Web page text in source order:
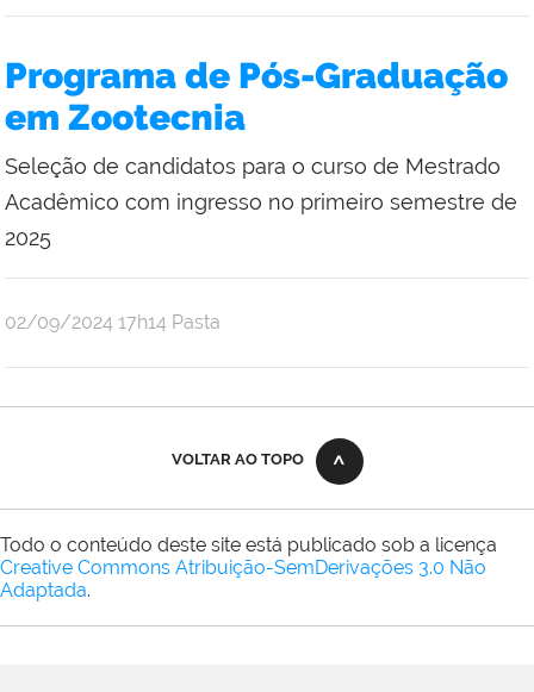
Programa de Pós-Graduação
em Zootecnia
Seleção de candidatos para o curso de Mestrado
Acadêmico com ingresso no primeiro semestre de
2025
publicado
02/09/2024 17h14 Pasta
VOLTAR AO TOPO
Todo o conteúdo deste site está publicado sob a licença
Creative Commons Atribuição-SemDerivações 3.0 Não
Adaptada.